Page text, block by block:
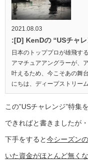
2021.08.03
:[D] KenDの “USチャレ
日本のトッププロが雄飛す
アマチュアアングラーが、
叶えるため、今こそあの舞
にちは、ディープストリーム
この”USチャレンジ”特集
できればと書きましたが・
下手をすると今シーズン
いた資金がほとんど無く